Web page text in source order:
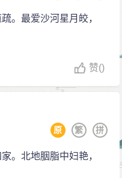
。最爱沙河星月皎，
赞()
拼
繁
原
。北地胭脂中妇艳，